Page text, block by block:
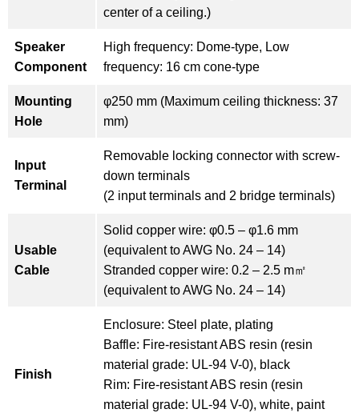
center of a ceiling.)
Speaker
Component
High frequency: Dome-type, Low
frequency: 16 cm cone-type
Mounting
Hole
φ250 mm (Maximum ceiling thickness: 37
mm)
Input
Terminal
Removable locking connector with screw-
down terminals
(2 input terminals and 2 bridge terminals)
Usable
Cable
Solid copper wire: φ0.5 – φ1.6 mm
(equivalent to AWG No. 24 – 14)
Stranded copper wire: 0.2 – 2.5 m㎡
(equivalent to AWG No. 24 – 14)
Finish
Enclosure: Steel plate, plating
Baffle: Fire-resistant ABS resin (resin
material grade: UL-94 V-0), black
Rim: Fire-resistant ABS resin (resin
material grade: UL-94 V-0), white, paint